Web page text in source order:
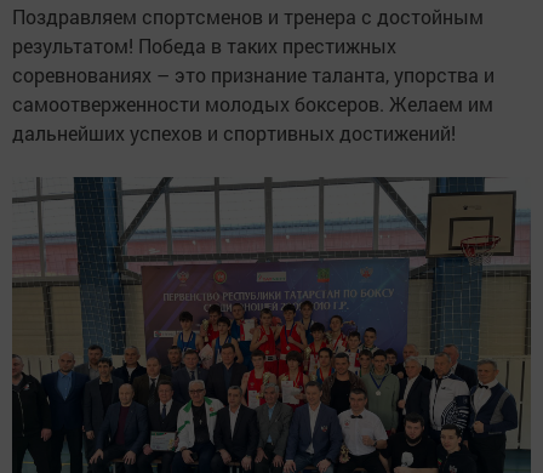
Поздравляем спортсменов и тренера с достойным
результатом! Победа в таких престижных
соревнованиях – это признание таланта, упорства и
самоотверженности молодых боксеров. Желаем им
дальнейших успехов и спортивных достижений!